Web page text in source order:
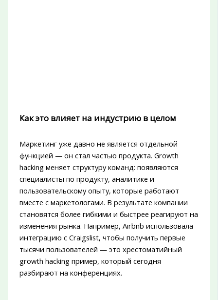
Как это влияет на индустрию в целом
Маркетинг уже давно не является отдельной
функцией — он стал частью продукта. Growth
hacking меняет структуру команд: появляются
специалисты по продукту, аналитике и
пользовательскому опыту, которые работают
вместе с маркетологами. В результате компании
становятся более гибкими и быстрее реагируют на
изменения рынка. Например, Airbnb использовала
интеграцию с Craigslist, чтобы получить первые
тысячи пользователей — это хрестоматийный
growth hacking пример, который сегодня
разбирают на конференциях.